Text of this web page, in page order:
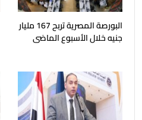
البورصة المصرية تربح 167 مليار
جنيه خلال الأسبوع الماضى